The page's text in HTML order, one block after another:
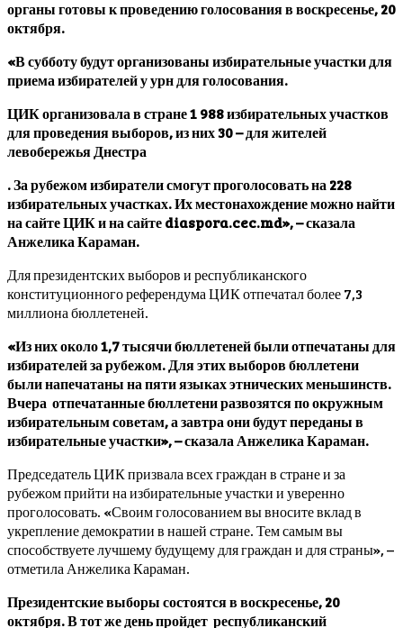
органы готовы к проведению голосования в воскресенье, 20
октября.
«В субботу будут организованы избирательные участки для
приема избирателей у урн для голосования.
ЦИК организовала в стране 1 988 избирательных участков
для проведения выборов, из них 30 – для жителей
левобережья Днестра
. За рубежом избиратели смогут проголосовать на 228
избирательных участках. Их местонахождение можно найти
на сайте ЦИК и на сайте diaspora.cec.md», – сказала
Анжелика Караман.
Для президентских выборов и республиканского
конституционного референдума ЦИК отпечатал более 7,3
миллиона бюллетеней.
«Из них около 1,7 тысячи бюллетеней были отпечатаны для
избирателей за рубежом. Для этих выборов бюллетени
были напечатаны на пяти языках этнических меньшинств.
Вчера отпечатанные бюллетени развозятся по окружным
избирательным советам, а завтра они будут переданы в
избирательные участки», – сказала Анжелика Караман.
Председатель ЦИК призвала всех граждан в стране и за
рубежом прийти на избирательные участки и уверенно
проголосовать. «Своим голосованием вы вносите вклад в
укрепление демократии в нашей стране. Тем самым вы
способствуете лучшему будущему для граждан и для страны», –
отметила Анжелика Караман.
Президентские выборы состоятся в воскресенье, 20
октября. В тот же день пройдет республиканский